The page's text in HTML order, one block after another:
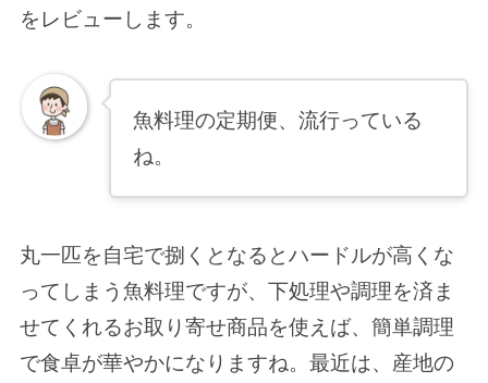
をレビューします。
魚料理の定期便、流行っている
ね。
丸一匹を自宅で捌くとなるとハードルが高くな
ってしまう魚料理ですが、下処理や調理を済ま
せてくれるお取り寄せ商品を使えば、簡単調理
で食卓が華やかになりますね。最近は、産地の